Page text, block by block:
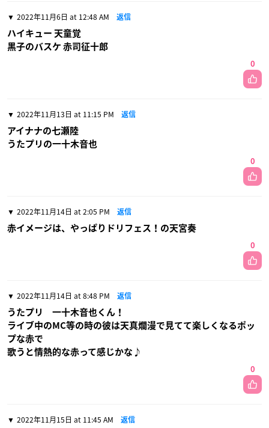
2022年11月6日 at 12:48 AM 返信
ハイキュー 天童覚
黒子のバスケ 赤司征十郎
0
2022年11月13日 at 11:15 PM 返信
アイナナの七瀬陸
うたプリの一十木音也
0
2022年11月14日 at 2:05 PM 返信
赤イメージは、やっぱりドリフェス！の天宮奏
0
2022年11月14日 at 8:48 PM 返信
うたプリ 一十木音也くん！
ライブ中のMC等の時の彼は天真爛漫で見てて楽しくなるポッ
プな赤で
歌うと情熱的な赤って感じかな♪
0
2022年11月15日 at 11:45 AM 返信